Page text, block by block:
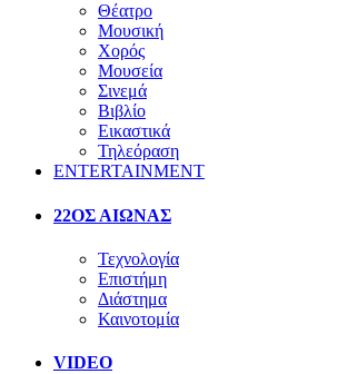
Θέατρο
Μουσική
Χορός
Μουσεία
Σινεμά
Βιβλίο
Εικαστικά
Τηλεόραση
ENTERTAINMENT
22ΟΣ ΑΙΩΝΑΣ
Τεχνολογία
Επιστήμη
Διάστημα
Καινοτομία
VIDEO